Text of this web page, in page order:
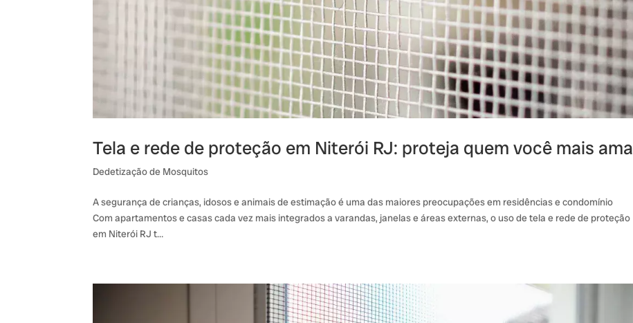
Tela e rede de proteção em Niterói RJ: proteja quem você mais ama
Dedetização de Mosquitos
A segurança de crianças, idosos e animais de estimação é uma das maiores preocupações em residências e condomínio
Com apartamentos e casas cada vez mais integrados a varandas, janelas e áreas externas, o uso de tela e rede de proteção
em Niterói RJ t…